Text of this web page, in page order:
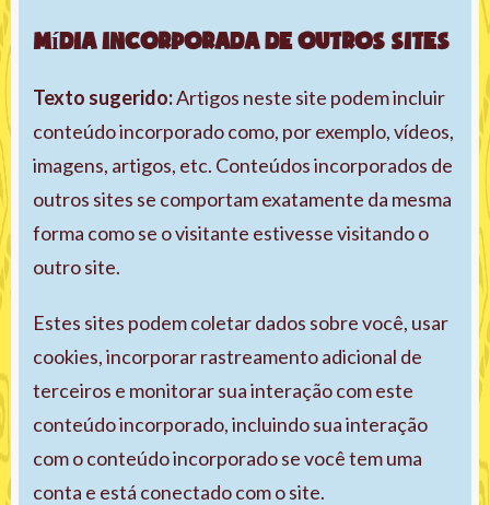
Mídia incorporada de outros sites
Texto sugerido:Artigos neste site podem incluir
conteúdo incorporado como, por exemplo, vídeos,
imagens, artigos, etc. Conteúdos incorporados de
outros sites se comportam exatamente da mesma
forma como se o visitante estivesse visitando o
outro site.
Estes sites podem coletar dados sobre você, usar
cookies, incorporar rastreamento adicional de
terceiros e monitorar sua interação com este
conteúdo incorporado, incluindo sua interação
com o conteúdo incorporado se você tem uma
conta e está conectado com o site.